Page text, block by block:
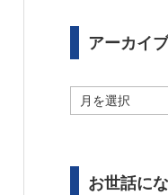
アーカイブ
ー
ブ
お世話に